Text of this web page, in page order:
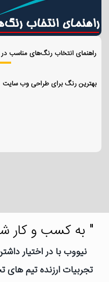
راهنمای انتخاب رنگ‌های مناسب
بهترین رنگ برای طراحی وب سایت
" به کسب و کار
نیووب با در اختیار
تجربیات ارزنده تیم های